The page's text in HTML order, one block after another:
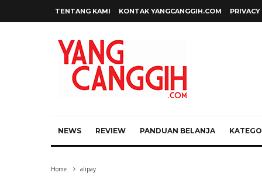
TENTANG KAMI KONTAK YANGCANGGIH.COM
NEWS REVIEW PANDUAN BELANJA
Home alipay